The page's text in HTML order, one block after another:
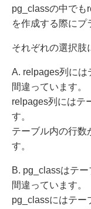
pg_classの中でも
を作成する際にプ
それぞれの選択肢
A. relpages列には
間違っています。
relpages列にはテ
す。
テーブル内の行数
す。
B. pg_classはテ
間違っています。
pg_classにはテー